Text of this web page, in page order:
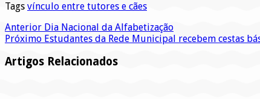
Tags vínculo entre tutores e cães
Anterior Dia Nacional da Alfabetização
Próximo Estudantes da Rede Municipal recebem cestas
Artigos Relacionados